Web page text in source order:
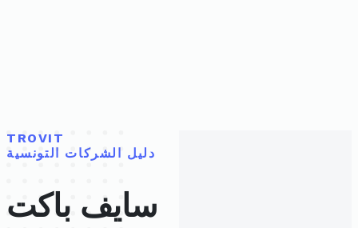
TROVIT
دليل الشركات التونسية
سايف باكت